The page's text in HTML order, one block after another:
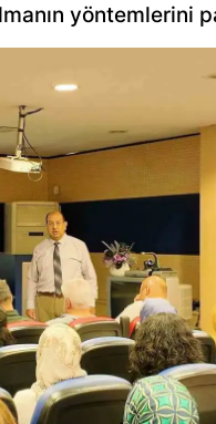
yöntemlerini